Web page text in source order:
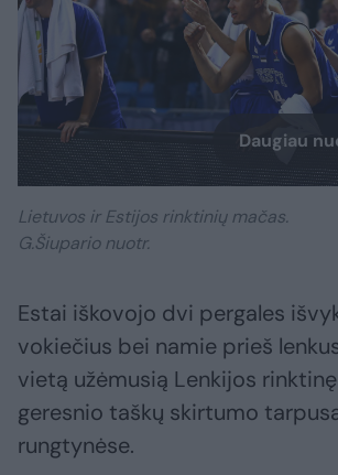
Daugiau
Lietuvos ir Estijos rinktinių mačas.
G.Šiupario nuotr.
Estai iškovojo dvi pergales
vokiečius bei namie prieš
vietą užėmusią Lenkijos
geresnio taškų skirtumo
rungtynėse.